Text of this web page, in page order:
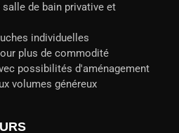
salle de bain privative et
individuelles
plus de commodité
possibilités d'aménagement
volumes généreux